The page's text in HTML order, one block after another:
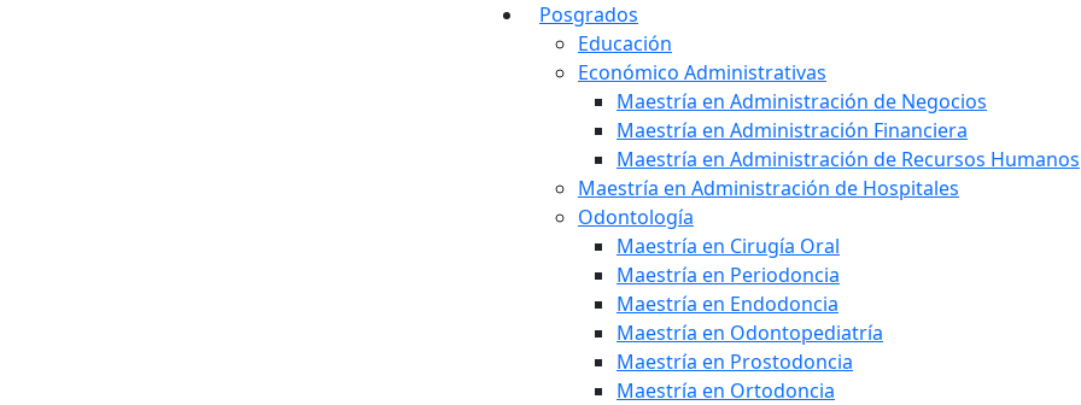
Posgrados
Educación
Económico Administrativas
Maestría en Administración de Negocios
Maestría en Administración Financiera
Maestría en Administración de Recursos Humanos
Maestría en Administración de Hospitales
Odontología
Maestría en Cirugía Oral
Maestría en Periodoncia
Maestría en Endodoncia
Maestría en Odontopediatría
Maestría en Prostodoncia
Maestría en Ortodoncia